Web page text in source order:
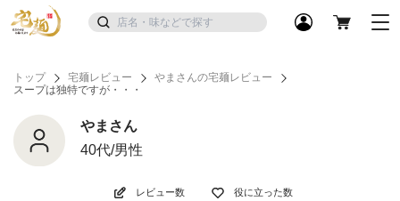
トップ 宅麺レビュー
やまさんの宅麺レビュー
スープは独特ですが・・・
やまさん
40代/男性
レビュー数 役に立った数